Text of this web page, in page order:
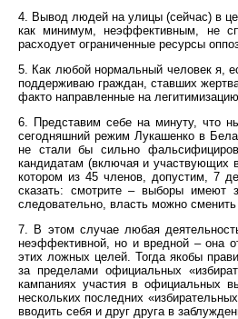
4. Вывод людей на улицы (сейчас) в
как минимум, неэффективным, не
расходует ограниченные ресурсы
5. Как любой нормальный человек я,
поддерживаю граждан, ставших
факто направленные на
6. Представим себе на минуту, что
сегодняшний режим Лукашенко в
не стали бы сильно
кандидатам (включая и участвующих
котором из 45 членов, допустим, 7
сказать: смотрите – выборы имеют
следовательно, власть можно сменить
7. В этом случае любая
неэффективной, но и вредной – она
этих ложных целей. Тогда якобы
за пределами официальных
кампаниях участия в официальных
нескольких последних
вводить себя и друг друга в